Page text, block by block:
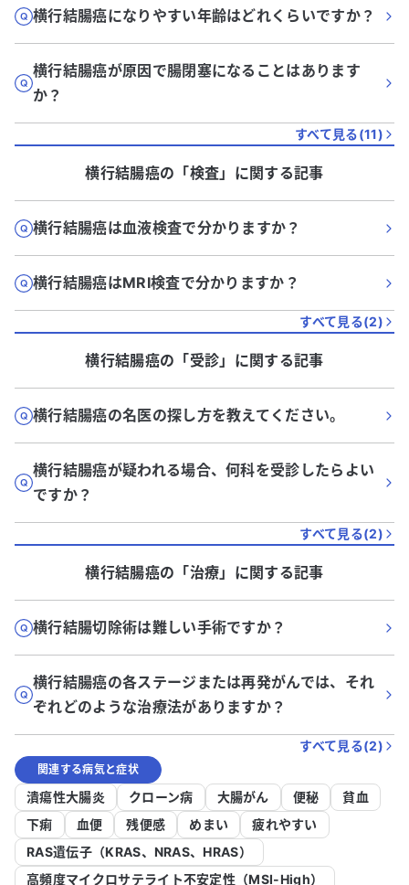
横行結腸癌になりやすい年齢はどれくらいですか？
横行結腸癌が原因で腸閉塞になることはあります
か？
すべて見る(11)
横行結腸癌の「検査」に関する記事
横行結腸癌は血液検査で分かりますか？
横行結腸癌はMRI検査で分かりますか？
すべて見る(2)
横行結腸癌の「受診」に関する記事
横行結腸癌の名医の探し方を教えてください。
横行結腸癌が疑われる場合、何科を受診したらよい
ですか？
すべて見る(2)
横行結腸癌の「治療」に関する記事
横行結腸切除術は難しい手術ですか？
横行結腸癌の各ステージまたは再発がんでは、それ
ぞれどのような治療法がありますか？
すべて見る(2)
関連する病気と症状
潰瘍性大腸炎 クローン病 大腸がん 便秘
貧血
下痢
血便 残便感 めまい
疲れやすい
RAS遺伝子（KRAS、NRAS、HRAS）
高頻度マイクロサテライト不安定性（MSI-High）